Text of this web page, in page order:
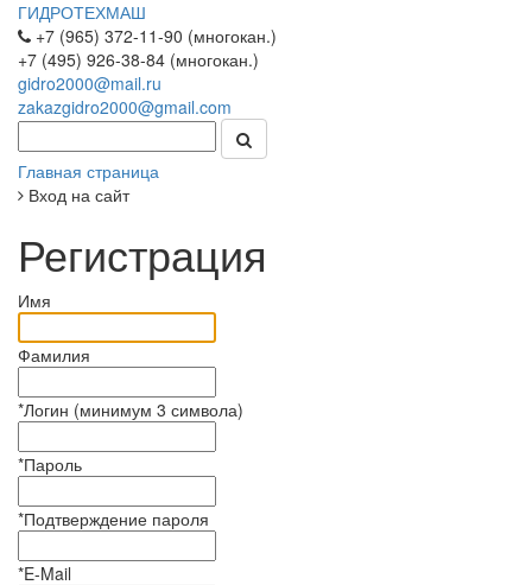
ГИДРОТЕХМАШ
+7 (965) 372-11-90 (многокан.)
+7 (495) 926-38-84 (многокан.)
gidro2000@mail.ru
zakazgidro2000@gmail.com
Главная страница
Вход на сайт
Регистрация
Имя
Фамилия
*Логин (минимум 3 символа)
*Пароль
*Подтверждение пароля
*E-Mail